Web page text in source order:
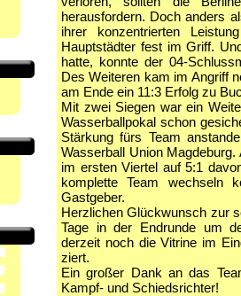
herausfordern. Doch anders
ihrer konzentrierten
Hauptstädter fest im Griff.
hatte, konnte der 04-
Des Weiteren kam im Angriff
am Ende ein 11:3 Erfolg zu
Mit zwei Siegen war ein
Wasserballpokal schon
Stärkung fürs Team
Wasserball Union
im ersten Viertel auf 5:1
komplette Team wechseln
Gastgeber.
Herzlichen Glückwunsch zur
Tage in der Endrunde um
derzeit noch die Vitrine im
ziert.
Ein großer Dank an das
Kampf- und Schiedsrichter!